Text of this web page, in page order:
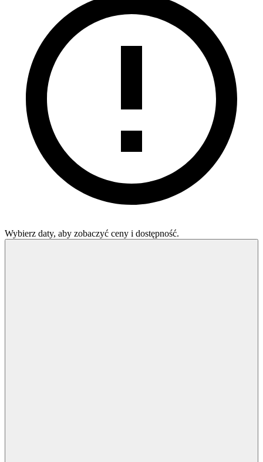
Wybierz daty, aby zobaczyć ceny i dostępność.